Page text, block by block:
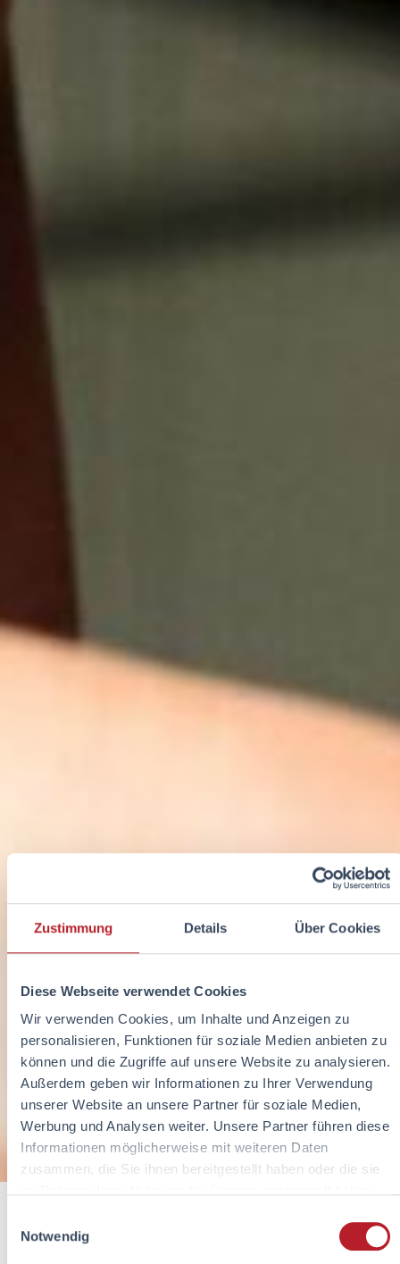
Zustimmung Details Über Cookies
Diese Webseite verwendet Cookies
Wir verwenden Cookies, um Inhalte und Anzeigen zu
personalisieren, Funktionen für soziale Medien anbieten zu
können und die Zugriffe auf unsere Website zu analysieren.
Außerdem geben wir Informationen zu Ihrer Verwendung
unserer Website an unsere Partner für soziale Medien,
Werbung und Analysen weiter. Unsere Partner führen diese
Informationen möglicherweise mit weiteren Daten
zusammen, die Sie ihnen bereitgestellt haben oder die sie
Notwendig